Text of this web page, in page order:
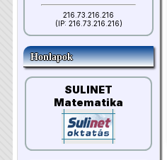
216.73.216.216
(IP: 216.73.216.216)
Honlapok
SULINET
Matematika